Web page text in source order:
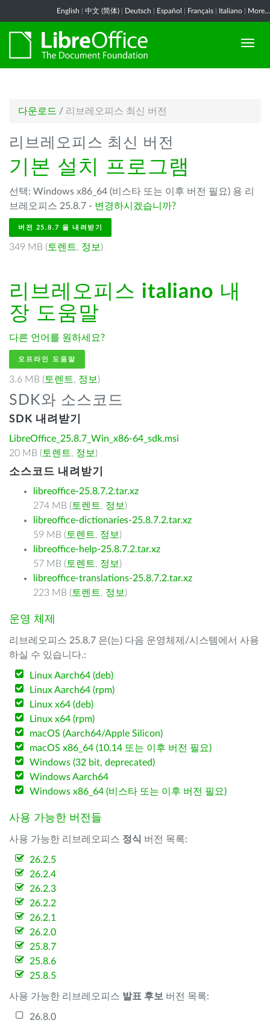
English 中文 (简体) Deutsch Español Français Italiano More...
다운로드 / 리브레오피스 최신 버전
리브레오피스 최신 버전
기본 설치 프로그램
선택: Windows x86_64 (비스타 또는 이후 버전 필요) 용 리
브레오피스 25.8.7 - 변경하시겠습니까?
버전 25.8.7 을 내려받기
349 MB ( 토렌트, 정보 )
리브레오피스 italiano 내
장 도움말
다른 언어를 원하세요?
오프라인 도움말
3.6 MB ( 토렌트, 정보 )
SDK와 소스코드
SDK 내려받기
LibreOffice_25.8.7_Win_x86-64_sdk.msi
20 MB ( 토렌트, 정보 )
소스코드 내려받기
libreoffice-25.8.7.2.tar.xz
274 MB ( 토렌트, 정보 )
libreoffice-dictionaries-25.8.7.2.tar.xz
59 MB ( 토렌트, 정보 )
libreoffice-help-25.8.7.2.tar.xz
57 MB ( 토렌트, 정보 )
libreoffice-translations-25.8.7.2.tar.xz
223 MB ( 토렌트, 정보 )
운영 체제
리브레오피스 25.8.7 은(는) 다음 운영체제/시스템에서 사용
하실 수 있습니다.:
Linux Aarch64 (deb)
Linux Aarch64 (rpm)
Linux x64 (deb)
Linux x64 (rpm)
macOS (Aarch64/Apple Silicon)
macOS x86_64 (10.14 또는 이후 버전 필요)
Windows (32 bit, deprecated)
Windows Aarch64
Windows x86_64 (비스타 또는 이후 버전 필요)
사용 가능한 버전들
사용 가능한 리브레오피스 정식 버전 목록:
26.2.5
26.2.4
26.2.3
26.2.2
26.2.1
26.2.0
25.8.7
25.8.6
25.8.5
사용 가능한 리브레오피스 발표 후보 버전 목록:
26.8.0